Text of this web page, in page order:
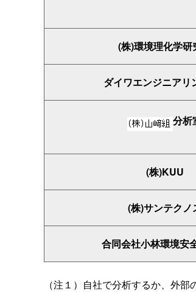
(株)環境理化学研
ダイワエンジニアリ
分析
(株)KUU
(株)サンテクノ
合同会社小林環境安
（注１）自社で分析するか、外